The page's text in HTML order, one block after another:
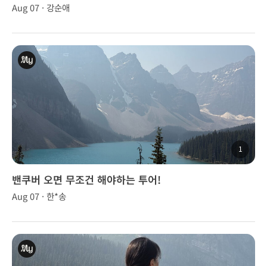
Aug 07 · 강순애
1
밴쿠버 오면 무조건 해야하는 투어!
Aug 07 · 한*송